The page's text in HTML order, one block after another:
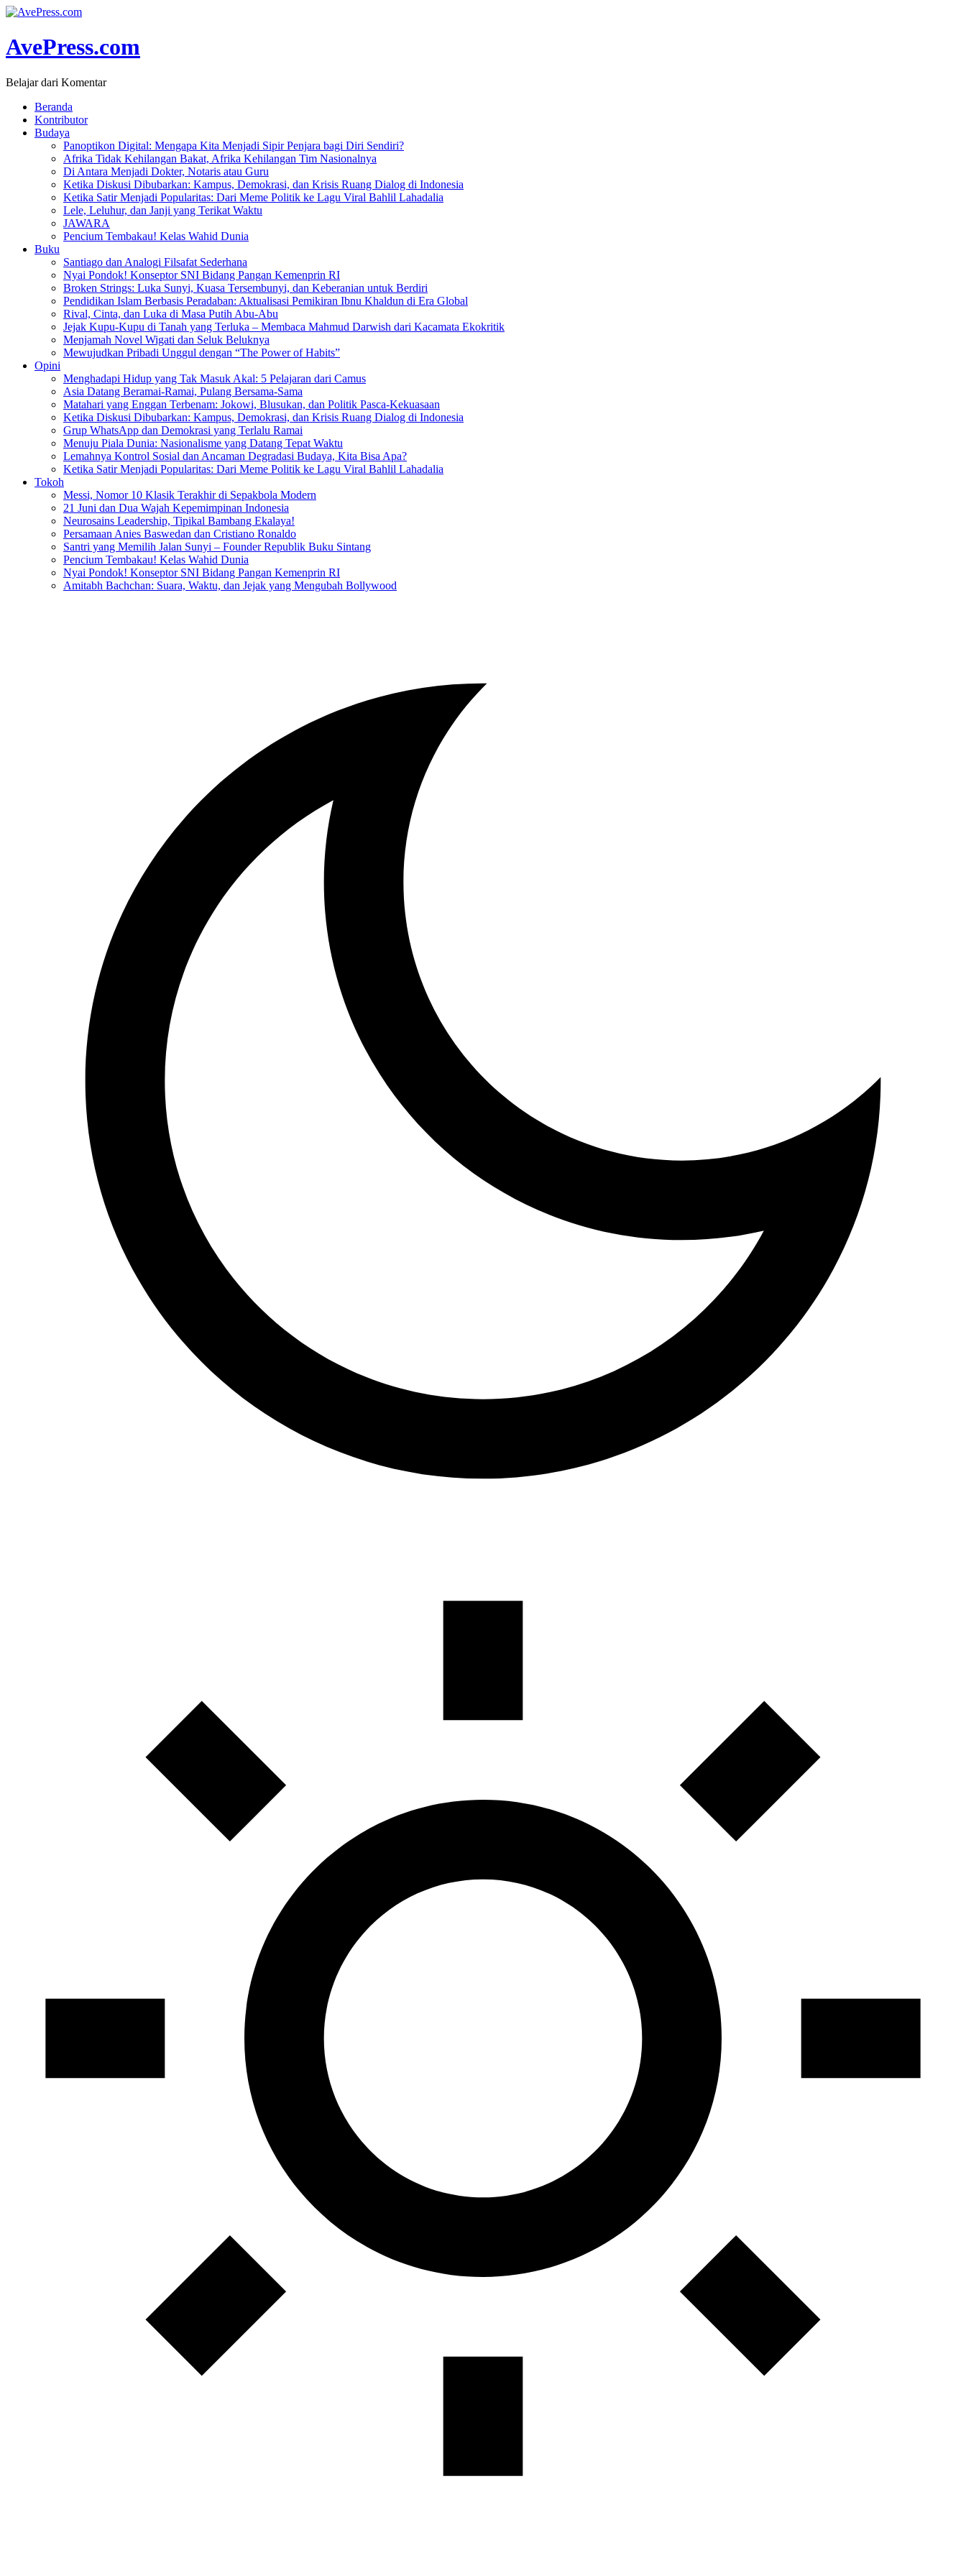
AvePress.com
Belajar dari Komentar
Beranda
Kontributor
Budaya
Panoptikon Digital: Mengapa Kita Menjadi Sipir Penjara bagi Diri Sendiri?
Afrika Tidak Kehilangan Bakat, Afrika Kehilangan Tim Nasionalnya
Di Antara Menjadi Dokter, Notaris atau Guru
Ketika Diskusi Dibubarkan: Kampus, Demokrasi, dan Krisis Ruang Dialog di Indonesia
Ketika Satir Menjadi Popularitas: Dari Meme Politik ke Lagu Viral Bahlil Lahadalia
Lele, Leluhur, dan Janji yang Terikat Waktu
JAWARA
Pencium Tembakau! Kelas Wahid Dunia
Buku
Santiago dan Analogi Filsafat Sederhana
Nyai Pondok! Konseptor SNI Bidang Pangan Kemenprin RI
Broken Strings: Luka Sunyi, Kuasa Tersembunyi, dan Keberanian untuk Berdiri
Pendidikan Islam Berbasis Peradaban: Aktualisasi Pemikiran Ibnu Khaldun di Era Global
Rival, Cinta, dan Luka di Masa Putih Abu-Abu
Jejak Kupu-Kupu di Tanah yang Terluka – Membaca Mahmud Darwish dari Kacamata Ekokritik
Menjamah Novel Wigati dan Seluk Beluknya
Mewujudkan Pribadi Unggul dengan “The Power of Habits”
Opini
Menghadapi Hidup yang Tak Masuk Akal: 5 Pelajaran dari Camus
Asia Datang Beramai-Ramai, Pulang Bersama-Sama
Matahari yang Enggan Terbenam: Jokowi, Blusukan, dan Politik Pasca-Kekuasaan
Ketika Diskusi Dibubarkan: Kampus, Demokrasi, dan Krisis Ruang Dialog di Indonesia
Grup WhatsApp dan Demokrasi yang Terlalu Ramai
Menuju Piala Dunia: Nasionalisme yang Datang Tepat Waktu
Lemahnya Kontrol Sosial dan Ancaman Degradasi Budaya, Kita Bisa Apa?
Ketika Satir Menjadi Popularitas: Dari Meme Politik ke Lagu Viral Bahlil Lahadalia
Tokoh
Messi, Nomor 10 Klasik Terakhir di Sepakbola Modern
21 Juni dan Dua Wajah Kepemimpinan Indonesia
Neurosains Leadership, Tipikal Bambang Ekalaya!
Persamaan Anies Baswedan dan Cristiano Ronaldo
Santri yang Memilih Jalan Sunyi – Founder Republik Buku Sintang
Pencium Tembakau! Kelas Wahid Dunia
Nyai Pondok! Konseptor SNI Bidang Pangan Kemenprin RI
Amitabh Bachchan: Suara, Waktu, dan Jejak yang Mengubah Bollywood